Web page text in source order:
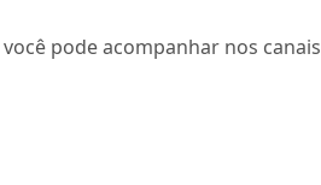
pode acompanhar nos canais